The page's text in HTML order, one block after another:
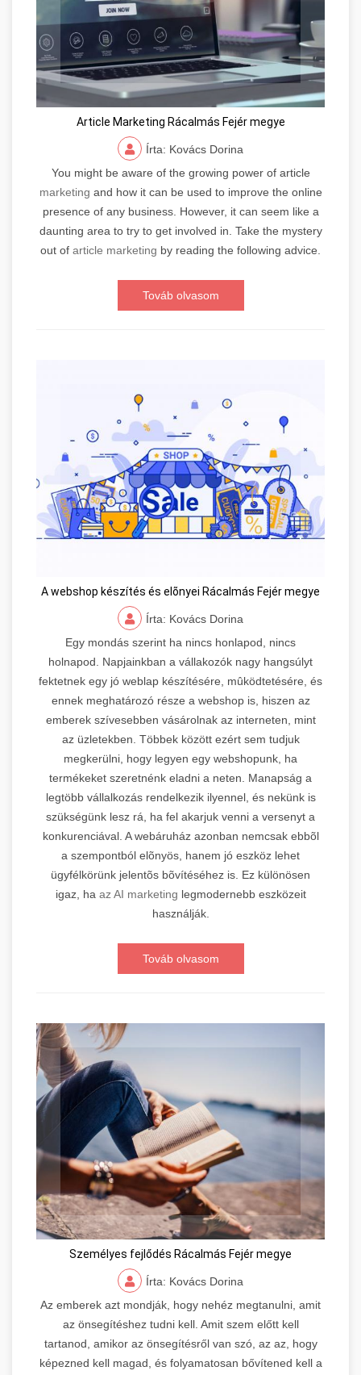
Article Marketing Rácalmás Fejér megye
Írta: Kovács Dorina
You might be aware of the growing power of article
marketing and how it can be used to improve the online
presence of any business. However, it can seem like a
daunting area to try to get involved in. Take the mystery
out of article marketing by reading the following advice.
Továb olvasom
A webshop készítés és elõnyei Rácalmás Fejér megye
Írta: Kovács Dorina
Egy mondás szerint ha nincs honlapod, nincs
holnapod. Napjainkban a vállakozók nagy hangsúlyt
fektetnek egy jó weblap készítésére, mûködtetésére, és
ennek meghatározó része a webshop is, hiszen az
emberek szívesebben vásárolnak az interneten, mint
az üzletekben. Többek között ezért sem tudjuk
megkerülni, hogy legyen egy webshopunk, ha
termékeket szeretnénk eladni a neten. Manapság a
legtöbb vállalkozás rendelkezik ilyennel, és nekünk is
szükségünk lesz rá, ha fel akarjuk venni a versenyt a
konkurenciával. A webáruház azonban nemcsak ebbõl
a szempontból elõnyös, hanem jó eszköz lehet
ügyfélkörünk jelentõs bõvítéséhez is. Ez különösen
igaz, ha az AI marketing legmodernebb eszközeit
használják.
Továb olvasom
Személyes fejlődés Rácalmás Fejér megye
Írta: Kovács Dorina
Az emberek azt mondják, hogy nehéz megtanulni, amit
az önsegítéshez tudni kell. Amit szem előtt kell
tartanod, amikor az önsegítésről van szó, az az, hogy
képezned kell magad, és folyamatosan bővítened kell a